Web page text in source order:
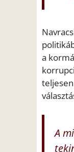
a
A